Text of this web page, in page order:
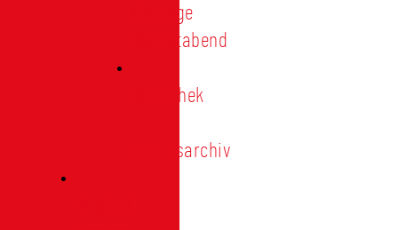
Vorträge
Heimatabend
Bibliothek
Vereinsarchiv